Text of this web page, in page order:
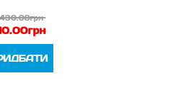
430.00грн